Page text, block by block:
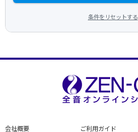
条件をリセットする
会社概要
ご利用ガイド